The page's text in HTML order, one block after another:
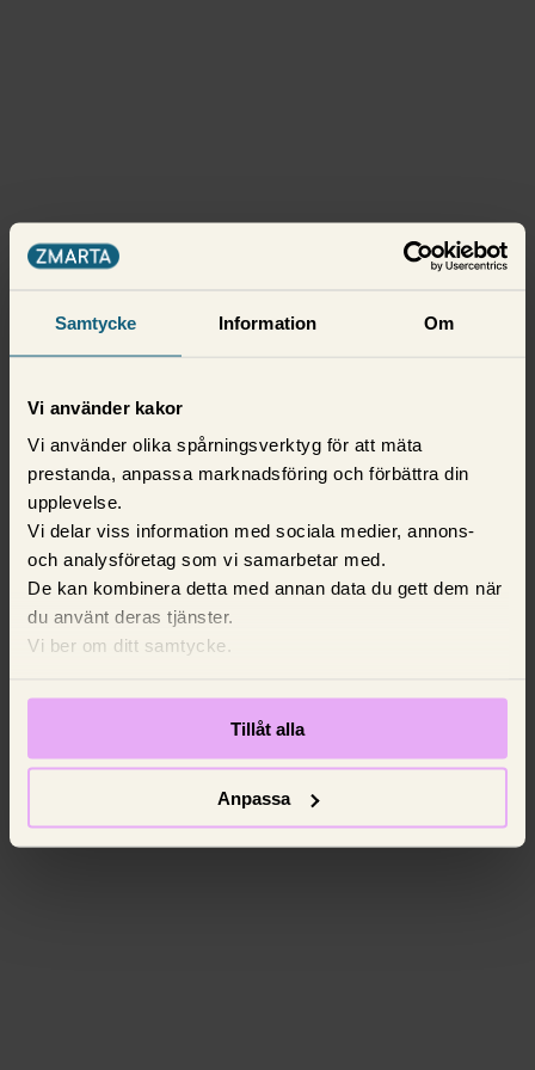
Samtycke Information Om
Vi använder kakor
Vi använder olika spårningsverktyg för att mäta
prestanda, anpassa marknadsföring och förbättra din
upplevelse.
Vi delar viss information med sociala medier, annons-
och analysföretag som vi samarbetar med.
De kan kombinera detta med annan data du gett dem när
du använt deras tjänster.
Vi ber om ditt samtycke.
Tillåt alla
Anpassa